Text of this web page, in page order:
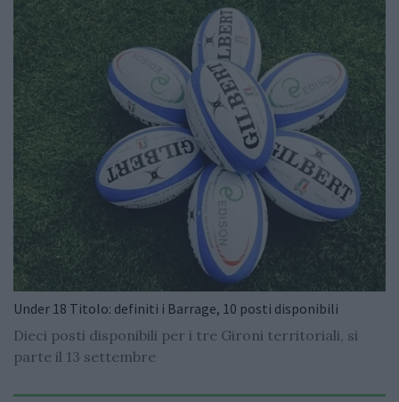
Under 18 Titolo: definiti i Barrage, 10 posti disponibili
Dieci posti disponibili per i tre Gironi territoriali, si
parte il 13 settembre